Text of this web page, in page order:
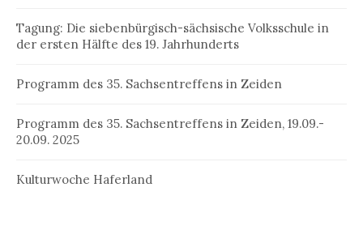
Tagung: Die siebenbürgisch-sächsische Volksschule in
der ersten Hälfte des 19. Jahrhunderts
Programm des 35. Sachsentreffens in Zeiden
Programm des 35. Sachsentreffens in Zeiden, 19.09.-
20.09. 2025
Kulturwoche Haferland